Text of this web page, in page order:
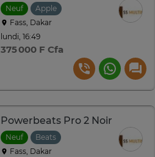
Neuf
Apple
Fass, Dakar
lundi, 16:49
375 000 F Cfa
Powerbeats Pro 2 Noir
Neuf
Beats
Fass, Dakar